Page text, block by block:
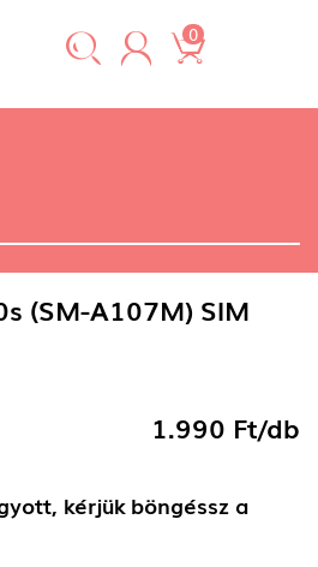
0
(SM-A107M) SIM
1.990 Ft/db
kérjük böngéssz a